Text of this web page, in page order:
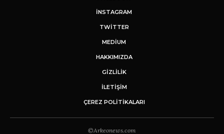
INSTAGRAM
TWITTER
MEDIUM
HAKKIMIZDA
GİZLİLİK
İLETIŞIM
ÇEREZ POLITIKALARI
©Arkeonews.com